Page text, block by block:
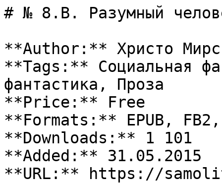
# № 8.В. Разумный
**Author:** Христо
**Tags:** Социальная
фантастика, Проза
**Price:** Free
**Formats:** EPUB, FB2,
**Downloads:** 1 101
**Added:** 31.05.2015
**URL:** https://